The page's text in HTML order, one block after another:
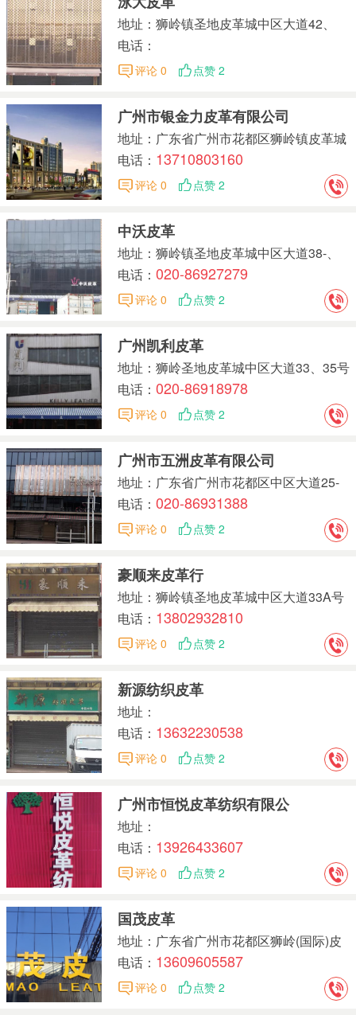
地址：狮岭镇圣地皮革城中区大道42、
43A号
电话：
评论 0 点赞 2
广州市银金力皮革有限公司
地址：广东省广州市花都区狮岭镇皮革城
中区大道42号
电话： 13710803160
评论 0 点赞 2
中沃皮革
地址：狮岭镇圣地皮革城中区大道38-、
40号
电话： 020-86927279
评论 0 点赞 2
广州凯利皮革
地址：狮岭圣地皮革城中区大道33、35号
电话： 020-86918978
评论 0 点赞 2
广州市五洲皮革有限公司
地址：广东省广州市花都区中区大道25-
31号皮革城31号
电话： 020-86931388
评论 0 点赞 2
豪顺来皮革行
地址：狮岭镇圣地皮革城中区大道33A号
电话： 13802932810
评论 0 点赞 2
新源纺织皮革
地址：
电话： 13632230538
评论 0 点赞 2
广州市恒悦皮革纺织有限公
地址：
电话： 13926433607
评论 0 点赞 2
国茂皮革
地址：广东省广州市花都区狮岭(国际)皮
革皮具城大道26-28号
电话： 13609605587
评论 0 点赞 2